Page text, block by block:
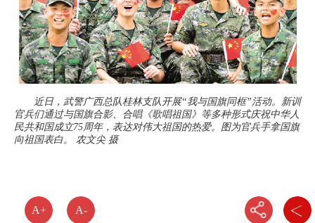
A+ A-
近日，武警广西总队桂林支队开展“我与国旗同框”活动。新训
官兵们通过与国旗合影、合唱《歌唱祖国》等多种形式庆祝中华人
民共和国成立75周年，表达对伟大祖国的热爱。图为官兵手拿国旗
向祖国表白。 农文尖 摄